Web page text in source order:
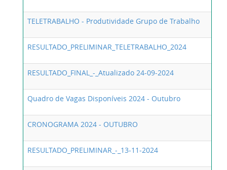
TELETRABALHO - Produtividade Grupo de Trabalho
RESULTADO_PRELIMINAR_TELETRABALHO_2024
RESULTADO_FINAL_-_Atualizado 24-09-2024
Quadro de Vagas Disponíveis 2024 - Outubro
CRONOGRAMA 2024 - OUTUBRO
RESULTADO_PRELIMINAR_-_13-11-2024